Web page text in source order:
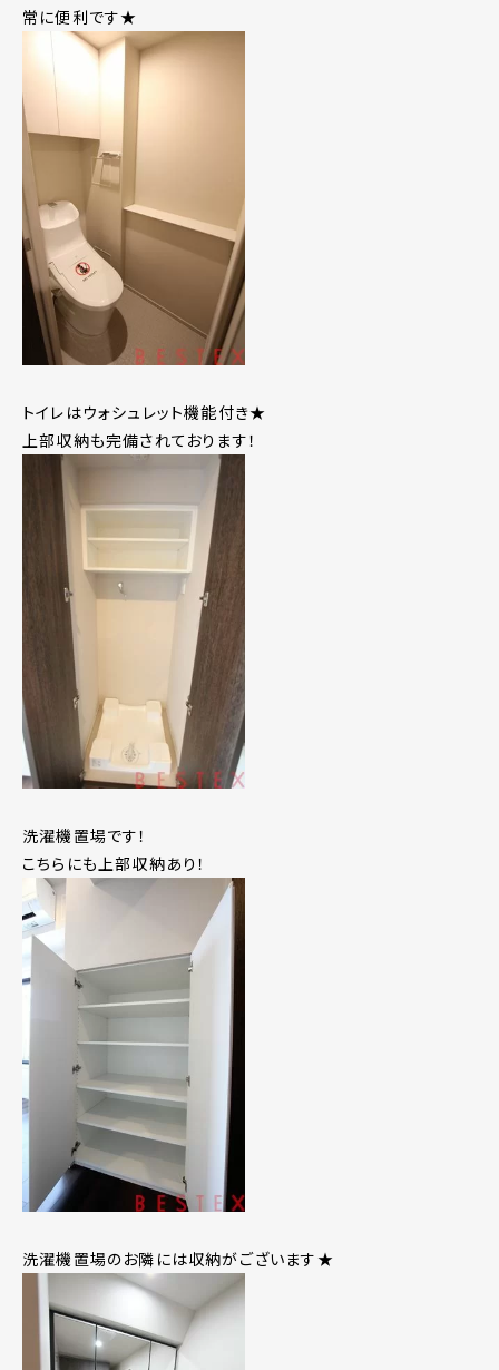
常に便利です★
トイレはウォシュレット機能付き★
上部収納も完備されております！
洗濯機置場です！
こちらにも上部収納あり！
洗濯機置場のお隣には収納がございます★